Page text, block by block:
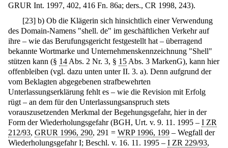
GRUR Int. 1997, 402, 416 Fn. 86a; ders., CR 1998, 243).
[23] b) Ob die Klägerin sich hinsichtlich einer Verwendung
des Domain-Namens "shell. de" im geschäftlichen Verkehr auf
ihre – wie das Berufungsgericht festgestellt hat – überragend
bekannte Wortmarke und Unternehmenskennzeichnung "Shell"
stützen kann (§ 14 Abs. 2 Nr. 3, § 15 Abs. 3 MarkenG), kann hier
offenbleiben (vgl. dazu unten unter II. 3. a). Denn aufgrund der
vom Beklagten abgegebenen strafbewehrten
Unterlassungserklärung fehlt es – wie die Revision mit Erfolg
rügt – an dem für den Unterlassungsanspruch stets
vorauszusetzenden Merkmal der Begehungsgefahr, hier in der
Form der Wiederholungsgefahr (BGH, Urt. v. 9. 11. 1995 – I ZR
212/93, GRUR 1996, 290, 291 = WRP 1996, 199 – Wegfall der
Wiederholungsgefahr I; Beschl. v. 16. 11. 1995 – I ZR 229/93,